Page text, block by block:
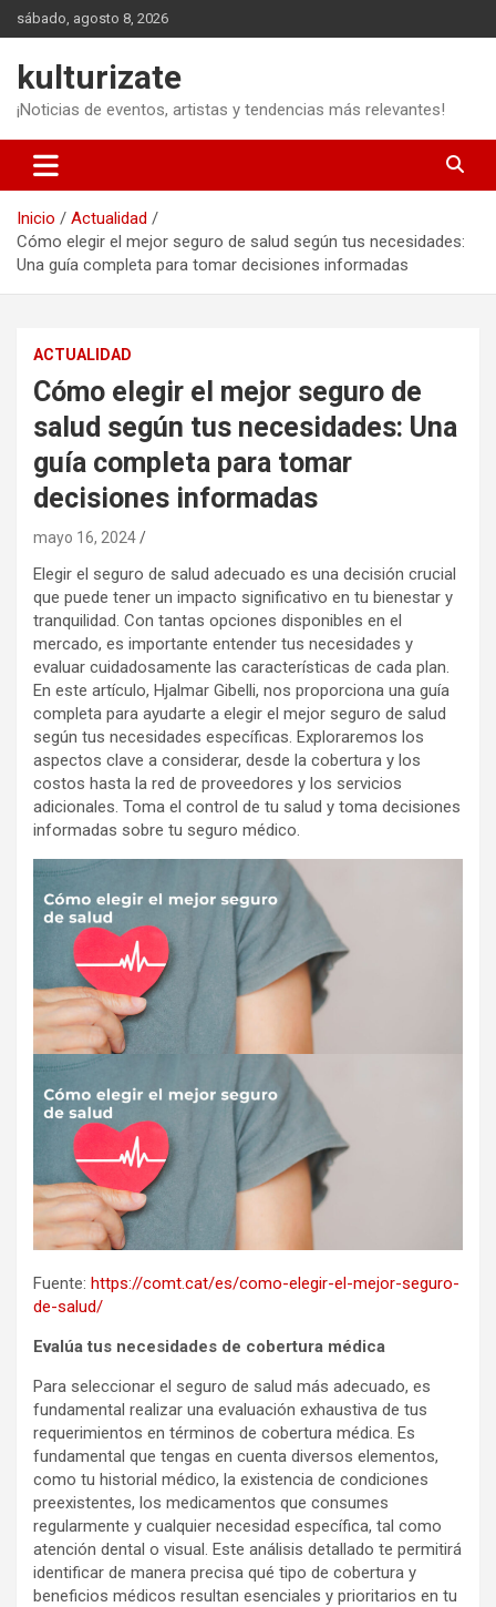
Saltar
al
sábado, agosto 8, 2026
kulturizate
¡Noticias de eventos, artistas y tendencias más relevantes!
Inicio
Actualidad
Cómo elegir el mejor seguro de salud según tus necesidades:
Una guía completa para tomar decisiones informadas
ACTUALIDAD
Cómo elegir el mejor seguro de
salud según tus necesidades: Una
guía completa para tomar
decisiones informadas
mayo 16, 2024
Elegir el seguro de salud adecuado es una decisión crucial
que puede tener un impacto significativo en tu bienestar y
tranquilidad. Con tantas opciones disponibles en el
mercado, es importante entender tus necesidades y
evaluar cuidadosamente las características de cada plan.
En este artículo, Hjalmar Gibelli, nos proporciona una guía
completa para ayudarte a elegir el mejor seguro de salud
según tus necesidades específicas. Exploraremos los
aspectos clave a considerar, desde la cobertura y los
costos hasta la red de proveedores y los servicios
adicionales. Toma el control de tu salud y toma decisiones
informadas sobre tu seguro médico.
Fuente: https://comt.cat/es/como-elegir-el-mejor-seguro-
de-salud/
Evalúa tus necesidades de cobertura médica
Para seleccionar el seguro de salud más adecuado, es
fundamental realizar una evaluación exhaustiva de tus
requerimientos en términos de cobertura médica. Es
fundamental que tengas en cuenta diversos elementos,
como tu historial médico, la existencia de condiciones
preexistentes, los medicamentos que consumes
regularmente y cualquier necesidad específica, tal como
atención dental o visual. Este análisis detallado te permitirá
identificar de manera precisa qué tipo de cobertura y
beneficios médicos resultan esenciales y prioritarios en tu